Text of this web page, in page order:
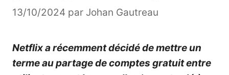
13/10/2024 par Johan Gautreau
Netflix a récemment décidé de mettre un
terme au partage de comptes gratuit entre